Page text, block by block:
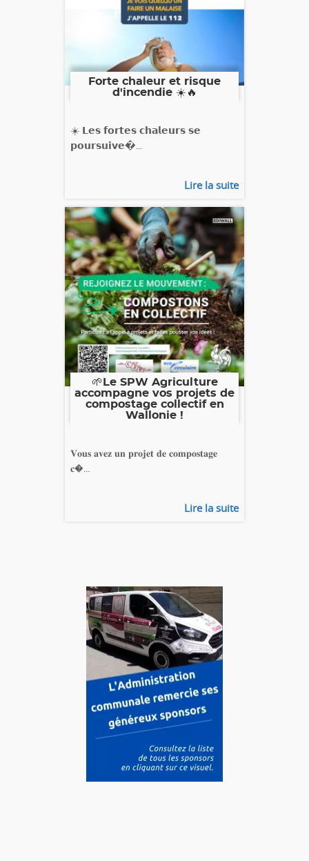
Forte chaleur et risque
d'incendie ☀️🔥
☀️ 𝗟𝗲𝘀 𝗳𝗼𝗿𝘁𝗲𝘀 𝗰𝗵𝗮𝗹𝗲𝘂𝗿𝘀 𝘀𝗲
𝗽𝗼𝘂𝗿𝘀𝘂𝗶𝘃𝗲�...
Lire la suite
🌱Le SPW Agriculture
accompagne vos projets de
compostage collectif en
Wallonie !
𝐕𝐨𝐮𝐬 𝐚𝐯𝐞𝐳 𝐮𝐧 𝐩𝐫𝐨𝐣𝐞𝐭 𝐝𝐞 𝐜𝐨𝐦𝐩𝐨𝐬𝐭𝐚𝐠𝐞
𝐜�...
Lire la suite